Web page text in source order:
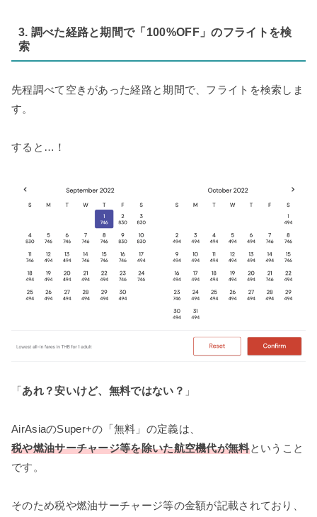
3. 調べた経路と期間で「100%OFF」のフライトを検
索
先程調べて空きがあった経路と期間で、フライトを検索しま
す。
すると…！
「あれ？安いけど、無料ではない？ 」
AirAsiaのSuper+の「無料」の定義は、
税や燃油サーチャージ等を除いた航空機代が無料ということ
です。
そのため税や燃油サーチャージ等の金額が記載されており、